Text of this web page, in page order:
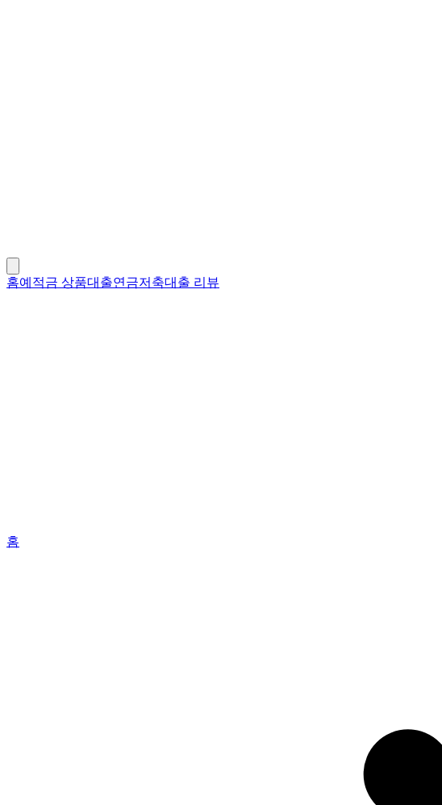
홈예적금 상품대출연금저축대출 리뷰
홈